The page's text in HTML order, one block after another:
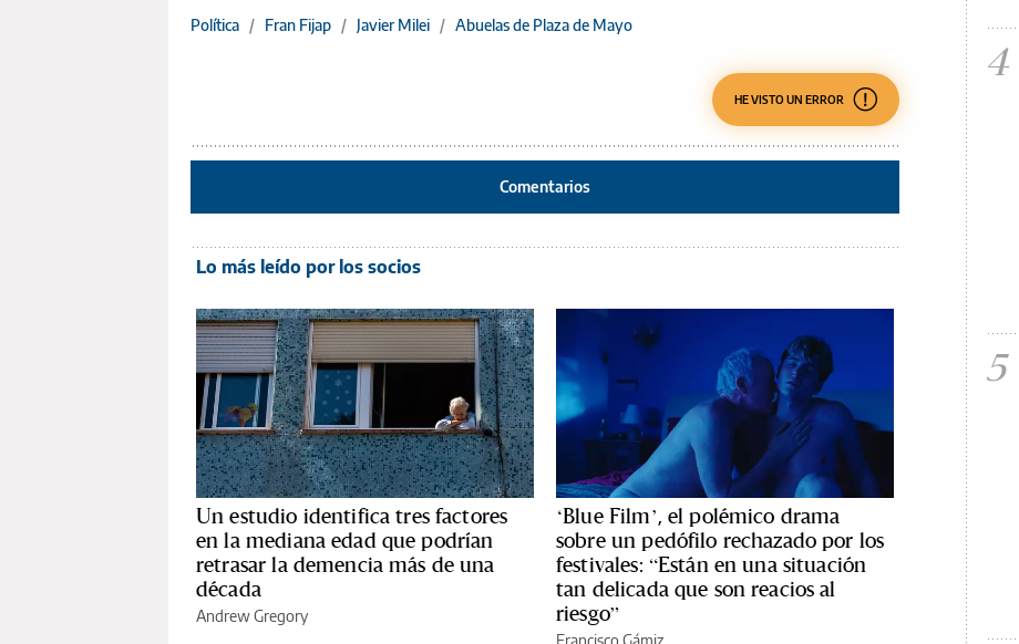
Política / Fran Fijap / Javier Milei / Abuelas de Plaza de Mayo
HE VISTO UN ERROR
Comentarios
Lo más leído por los socios
Un estudio identifica tres factores
en la mediana edad que podrían
retrasar la demencia más de una
década
Andrew Gregory
‘Blue Film’, el polémico drama
sobre un pedófilo rechazado por los
festivales: “Están en una situación
tan delicada que son reacios al
riesgo”
4
5